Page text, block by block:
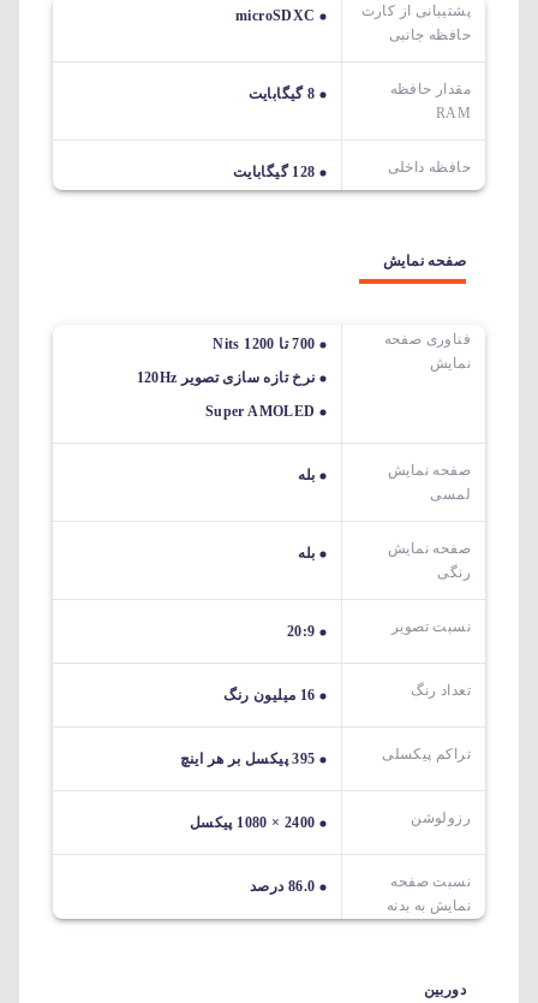
پشتیبانی از کارت
حافظه جانبی
microSDXC
مقدار حافظه
RAM
8 گیگابایت
حافظه داخلی 128 گیگابایت
صفحه نمایش
فناوری صفحه
نمایش
700 تا 1200 Nits
نرخ تازه سازی تصویر 120Hz
Super AMOLED
صفحه نمایش
لمسی
بله
صفحه نمایش
رنگی
بله
نسبت تصویر 20:9
تعداد رنگ 16 میلیون رنگ
تراکم پیکسلی 395 پیکسل بر هر اینچ
رزولوشن 2400 × 1080 پیکسل
نسبت صفحه
نمایش به بدنه
86.0 درصد
دوربین